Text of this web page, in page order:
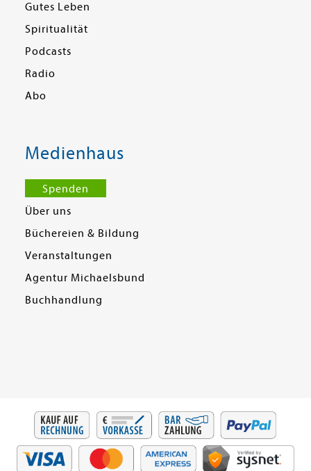
Gutes Leben
Spiritualität
Podcasts
Radio
Abo
Medienhaus
Spenden
Über uns
Büchereien & Bildung
Veranstaltungen
Agentur Michaelsbund
Buchhandlung